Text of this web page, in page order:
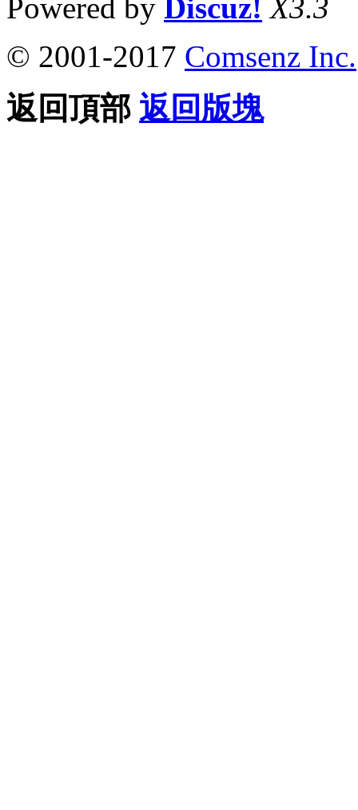
Powered by Discuz! X3.3
© 2001-2017 Comsenz Inc.
返回頂部 返回版塊